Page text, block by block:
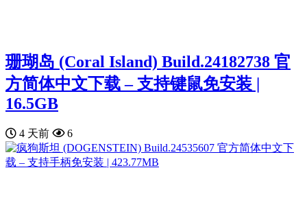
珊瑚岛 (Coral Island) Build.24182738 官
方简体中文下载 – 支持键鼠免安装 |
16.5GB
4 天前 6